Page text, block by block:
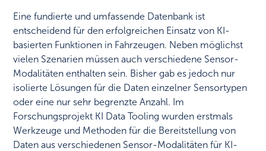
Eine fundierte und umfassende Datenbank ist
entscheidend für den erfolgreichen Einsatz von KI-
basierten Funktionen in Fahrzeugen. Neben möglichst
vielen Szenarien müssen auch verschiedene Sensor-
Modalitäten enthalten sein. Bisher gab es jedoch nur
isolierte Lösungen für die Daten einzelner Sensortypen
oder eine nur sehr begrenzte Anzahl. Im
Forschungsprojekt KI Data Tooling wurden erstmals
Werkzeuge und Methoden für die Bereitstellung von
Daten aus verschiedenen Sensor-Modalitäten für KI-